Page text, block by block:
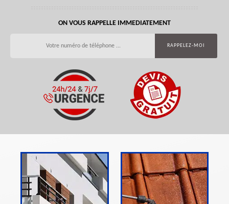
ON VOUS RAPPELLE IMMEDIATEMENT